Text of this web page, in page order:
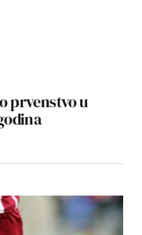
prvenstvo u